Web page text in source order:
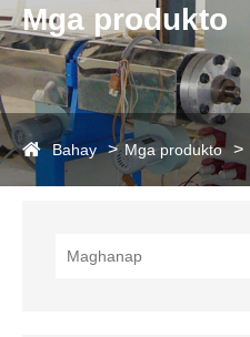
Mga produkto
Bahay Mga produkto